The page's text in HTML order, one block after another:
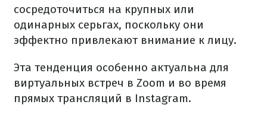
сосредоточиться на крупных или
одинарных серьгах, поскольку они
эффектно привлекают внимание к лицу.
Эта тенденция особенно актуальна для
виртуальных встреч в Zoom и во время
прямых трансляций в Instagram.